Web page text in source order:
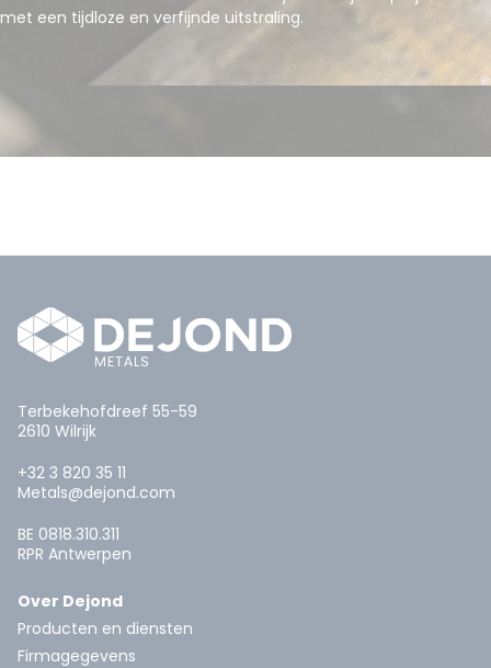
met een tijdloze en verfijnde uitstraling.
Terbekehofdreef 55-59
2610 Wilrijk
+32 3 820 35 11
Metals@dejond.com
BE 0818.310.311
RPR Antwerpen
Over Dejond
Producten en diensten
Firmagegevens